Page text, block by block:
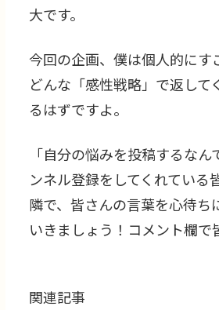
大です。
今回の企画、僕は個人的にす
どんな「感性戦略」で返し
るはずですよ。
「自分の悩みを投稿するな
ンネル登録をしてくれてい
隣で、皆さんの言葉を心待
いきましょう！コメント欄で
関連記事